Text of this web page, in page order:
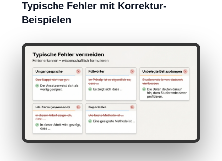
Typische Fehler mit Korrektur-
Beispielen